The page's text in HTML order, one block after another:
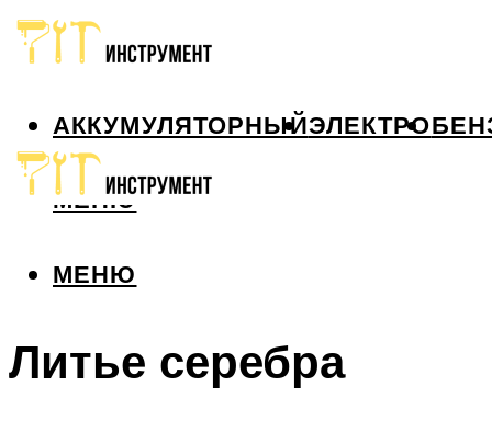
АККУМУЛЯТОРНЫЙЭЛЕКТРО
МЕНЮ
МЕНЮ
Литье серебра